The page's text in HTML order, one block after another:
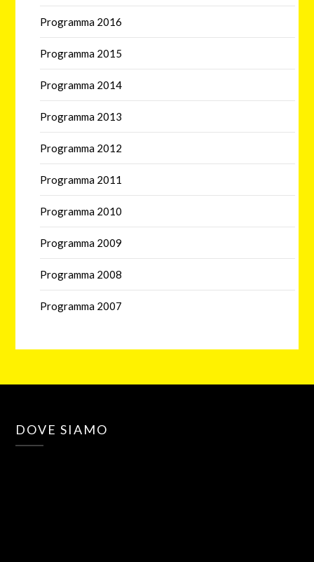
Programma 2016
Programma 2015
Programma 2014
Programma 2013
Programma 2012
Programma 2011
Programma 2010
Programma 2009
Programma 2008
Programma 2007
DOVE SIAMO